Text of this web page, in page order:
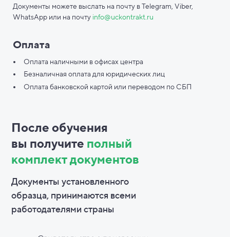
Документы можете выслать на почту в Telegram, Viber,
WhatsApp или на почту info@uckontrakt.ru
Оплата
Оплата наличными в офисах центра
Безналичная оплата для юридических лиц
Оплата банковской картой или переводом по СБП
После обучения
вы получите полный
комплект документов
Документы установленного
образца, принимаются всеми
работодателями страны